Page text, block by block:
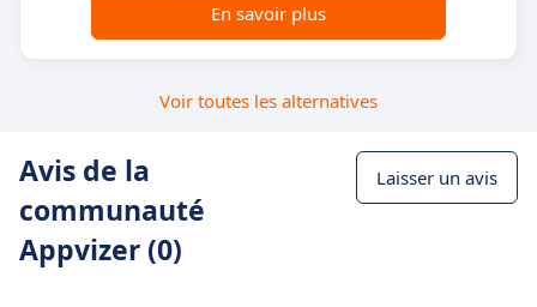
En savoir plus
Voir toutes les alternatives
Avis de la
communauté
Appvizer (0)
Laisser un avis